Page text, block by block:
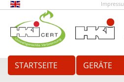
STARTSEITE GERÄTE